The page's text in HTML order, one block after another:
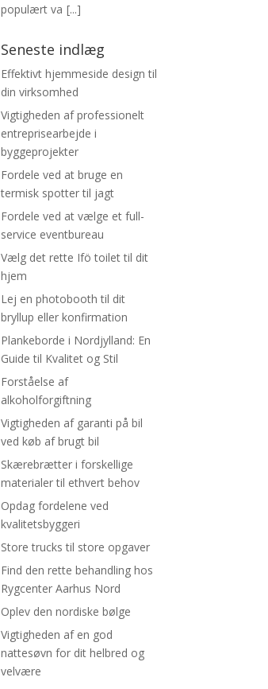
populært va [...]
Seneste indlæg
Effektivt hjemmeside design til
din virksomhed
Vigtigheden af professionelt
entreprisearbejde i
byggeprojekter
Fordele ved at bruge en
termisk spotter til jagt
Fordele ved at vælge et full-
service eventbureau
Vælg det rette Ifö toilet til dit
hjem
Lej en photobooth til dit
bryllup eller konfirmation
Plankeborde i Nordjylland: En
Guide til Kvalitet og Stil
Forståelse af
alkoholforgiftning
Vigtigheden af garanti på bil
ved køb af brugt bil
Skærebrætter i forskellige
materialer til ethvert behov
Opdag fordelene ved
kvalitetsbyggeri
Store trucks til store opgaver
Find den rette behandling hos
Rygcenter Aarhus Nord
Oplev den nordiske bølge
Vigtigheden af en god
nattesøvn for dit helbred og
velvære